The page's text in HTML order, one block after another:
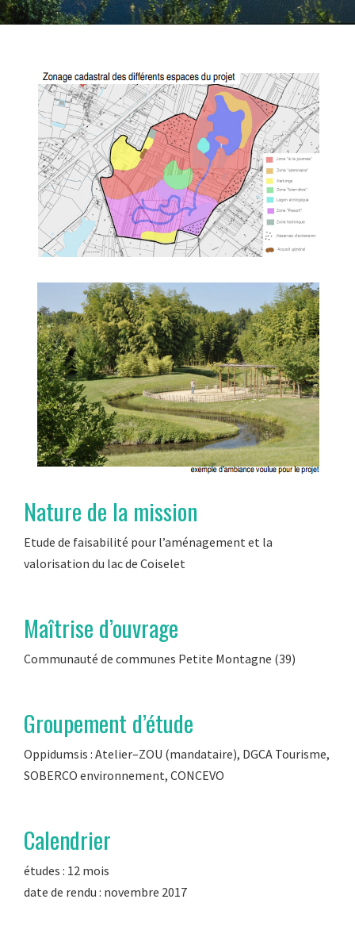
Nature de la mission
Etude de faisabilité pour l’aménagement et la
valorisation du lac de Coiselet
Maîtrise d’ouvrage
Communauté de communes Petite Montagne (39)
Groupement d’étude
Oppidumsis : Atelier–ZOU (mandataire), DGCA Tourisme,
SOBERCO environnement, CONCEVO
Calendrier
études : 12 mois
date de rendu : novembre 2017